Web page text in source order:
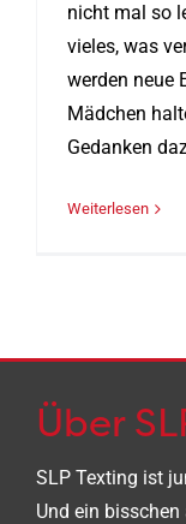
nicht mal so
vieles, was
werden neue
Mädchen
Gedanken
Weiterlesen
Über
SLP Texting ist
Und ein